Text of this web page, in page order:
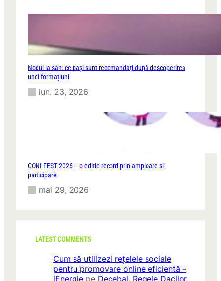
Nodul la sân: ce pași sunt recomandați după descoperirea
unei formațiuni
iun. 23, 2026
CONI FEST 2026 – o editie record prin amploare si
participare
mai 29, 2026
LATEST COMMENTS
Cum să utilizezi rețelele sociale
pentru promovare online eficientă –
iEnergie pe Decebal, Regele Dacilor,